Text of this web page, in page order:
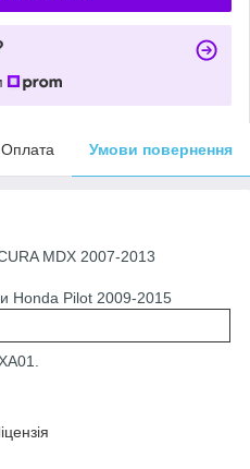
Оплата Умови повернення
MDX 2007-2013
Honda Pilot 2009-2015